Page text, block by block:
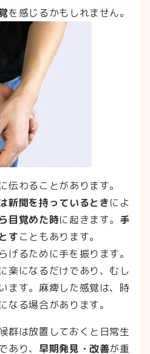
を感じるかもしれません。
伝わることがあります。
新聞を持っているときによ
目覚めた時に起きます。 手
すこともあります。
げるために手を振ります。
楽になるだけであり、むし
ます。麻痺した感覚は、時
なる場合があります。
群は放置しておくと日常生
あり、 早期発見・改善が重